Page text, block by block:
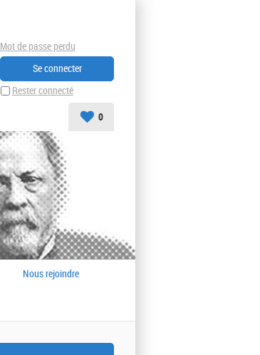
Rester connecté
Mot de passe perdu
0
Nous rejoindre